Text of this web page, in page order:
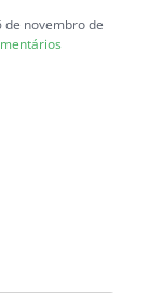
novembro de